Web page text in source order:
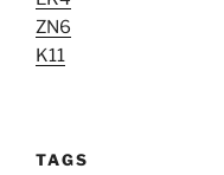
ZN6
K11
TAGS